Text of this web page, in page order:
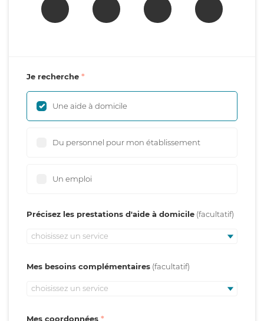
Je recherche
Une aide à domicile
Du personnel pour mon établissement
Un emploi
Précisez les prestations d'aide à domicile
choisissez un service
Mes besoins complémentaires
choisissez un service
Mes coordonnées